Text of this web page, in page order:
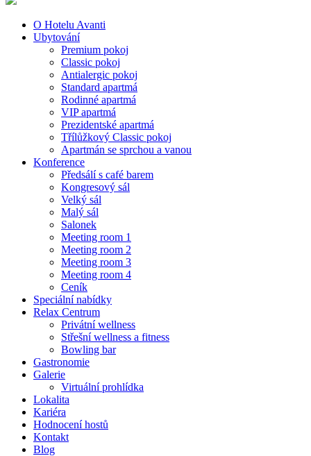
O Hotelu Avanti
Ubytování
Premium pokoj
Classic pokoj
Antialergic pokoj
Standard apartmá
Rodinné apartmá
VIP apartmá
Prezidentské apartmá
Třílůžkový Classic pokoj
Apartmán se sprchou a vanou
Konference
Předsálí s café barem
Kongresový sál
Velký sál
Malý sál
Salonek
Meeting room 1
Meeting room 2
Meeting room 3
Meeting room 4
Ceník
Speciální nabídky
Relax Centrum
Privátní wellness
Střešní wellness a fitness
Bowling bar
Gastronomie
Galerie
Virtuální prohlídka
Lokalita
Kariéra
Hodnocení hostů
Kontakt
Blog